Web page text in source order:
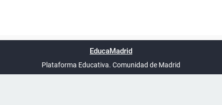
UTC+02:00
phpBB España
EducaMadrid
Plataforma Educativa. Comunidad de Madrid